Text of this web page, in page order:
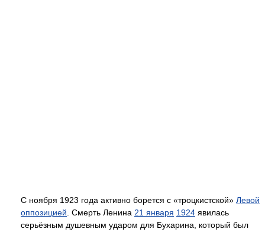
С ноября 1923 года активно борется с «троцкистской» Левой
оппозицией. Смерть Ленина 21 января 1924 явилась
серьёзным душевным ударом для Бухарина, который был